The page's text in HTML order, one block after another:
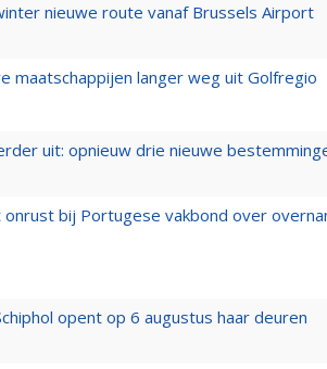
nieuwe route vanaf Brussels Airport
maatschappijen langer weg uit Golfregio
uit: opnieuw drie nieuwe
bij Portugese vakbond over
opent op 6 augustus haar deuren